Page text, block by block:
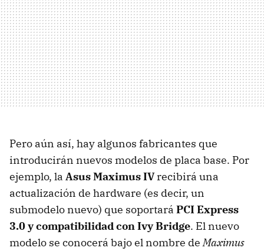
Pero aún así, hay algunos fabricantes que
introducirán nuevos modelos de placa base. Por
ejemplo, la Asus Maximus IVrecibirá una
actualización de hardware (es decir, un
submodelo nuevo) que soportará PCIExpress
3.0 y compatibilidad con Ivy Bridge. El nuevo
modelo se conocerá bajo el nombre deMaximus